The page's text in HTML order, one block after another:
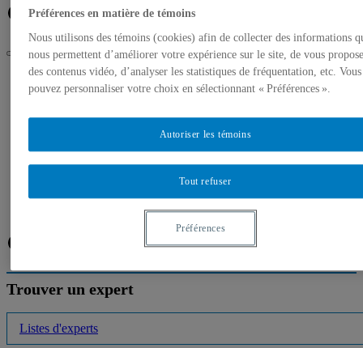
Facebook
Twitter
Flux RSS
UQAM
Salle de presse
Autorisation de tournage
Facebook
Trouver un expert
Listes d'experts
Préférences en matière de témoins
Nous utilisons des témoins (cookies) afin de collecter des informations
nous permettent d’améliorer votre expérience sur le site, de vous
des contenus vidéo, d’analyser les statistiques de fréquentation, etc. Vous
pouvez personnaliser votre choix en sélectionnant « Préférences ».
Tout refuser
Autoriser les témoins
Préférences